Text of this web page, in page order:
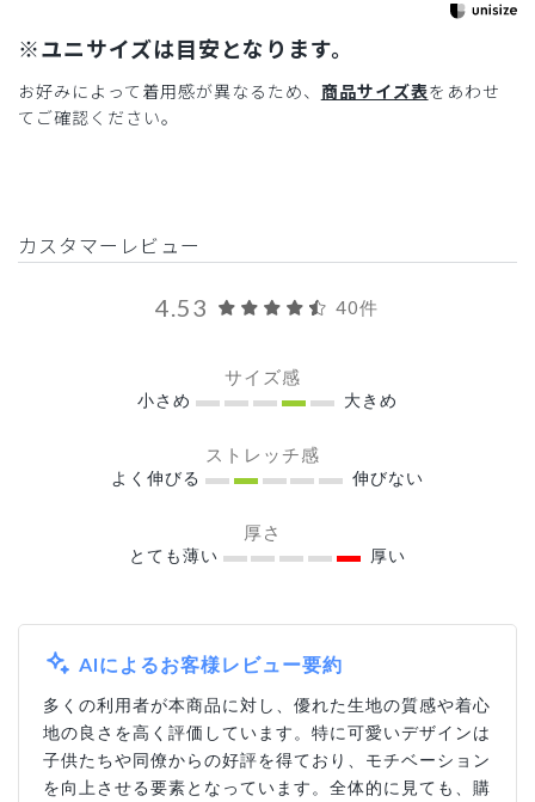
※ユニサイズは目安となります。
お好みによって着用感が異なるため、 商品サイズ表をあわせ
てご確認ください。
カスタマーレビュー
4.53 40件
サイズ感
小さめ 大きめ
ストレッチ感
よく伸びる 伸びない
厚さ
とても薄い 厚い
AIによるお客様レビュー要約
多くの利用者が本商品に対し、優れた生地の質感や着心
地の良さを高く評価しています。特に可愛いデザインは
子供たちや同僚からの好評を得ており、モチベーション
を向上させる要素となっています。全体的に見ても、購